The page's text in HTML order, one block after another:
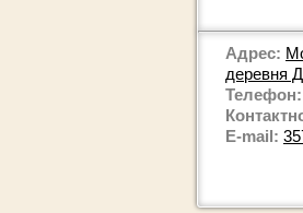
Адрес:
деревня
Телефон:
E-mail: